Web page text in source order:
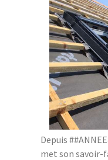
Depuis
met son savoir-